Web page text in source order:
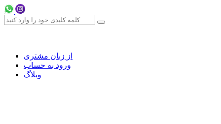
از زبان مشتری
ورود به حساب
وبلاگ